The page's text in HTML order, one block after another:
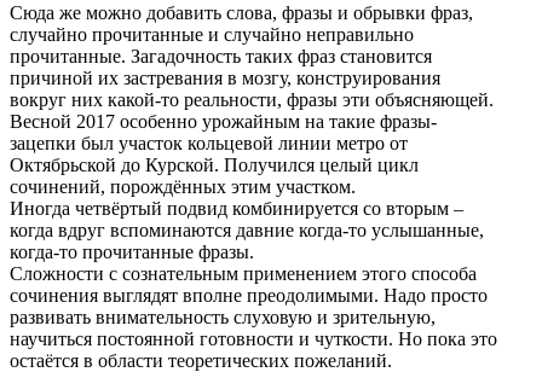
Сюда же можно добавить слова, фразы и обрывки фраз,
случайно прочитанные и случайно неправильно
прочитанные. Загадочность таких фраз становится
причиной их застревания в мозгу, конструирования
вокруг них какой-то реальности, фразы эти объясняющей.
Весной 2017 особенно урожайным на такие фразы-
зацепки был участок кольцевой линии метро от
Октябрьской до Курской. Получился целый цикл
сочинений, порождённых этим участком.
Иногда четвёртый подвид комбинируется со вторым –
когда вдруг вспоминаются давние когда-то услышанные,
когда-то прочитанные фразы.
Сложности с сознательным применением этого способа
сочинения выглядят вполне преодолимыми. Надо просто
развивать внимательность слуховую и зрительную,
научиться постоянной готовности и чуткости. Но пока это
остаётся в области теоретических пожеланий.